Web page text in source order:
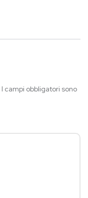
I campi obbligatori sono